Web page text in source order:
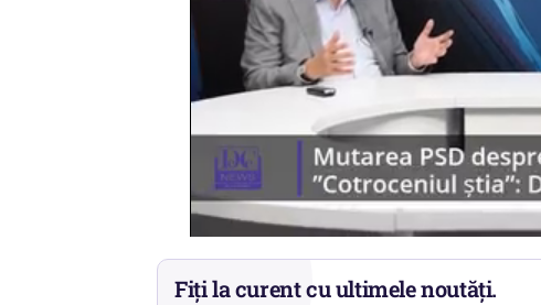
Fiți la curent cu ultimele noutăți.